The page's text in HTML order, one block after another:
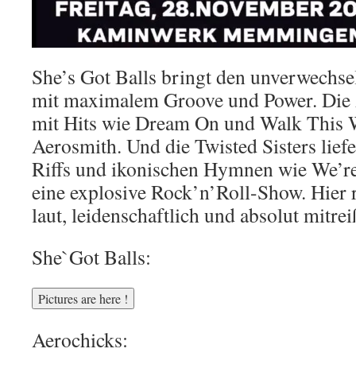
She’s Got Balls bringt den
mit maximalem Groove und Power.
mit Hits wie Dream On und Walk This
Aerosmith. Und die Twisted Sisters
Riffs und ikonischen Hymnen wie
eine explosive Rock’n’Roll-Show.
laut, leidenschaftlich und absolut
She`Got Balls:
Aerochicks: